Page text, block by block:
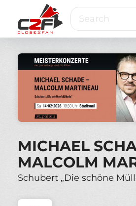
main
content
to
ticketing
Search
MICHAEL
MALCOLM
Schubert „Die schöne